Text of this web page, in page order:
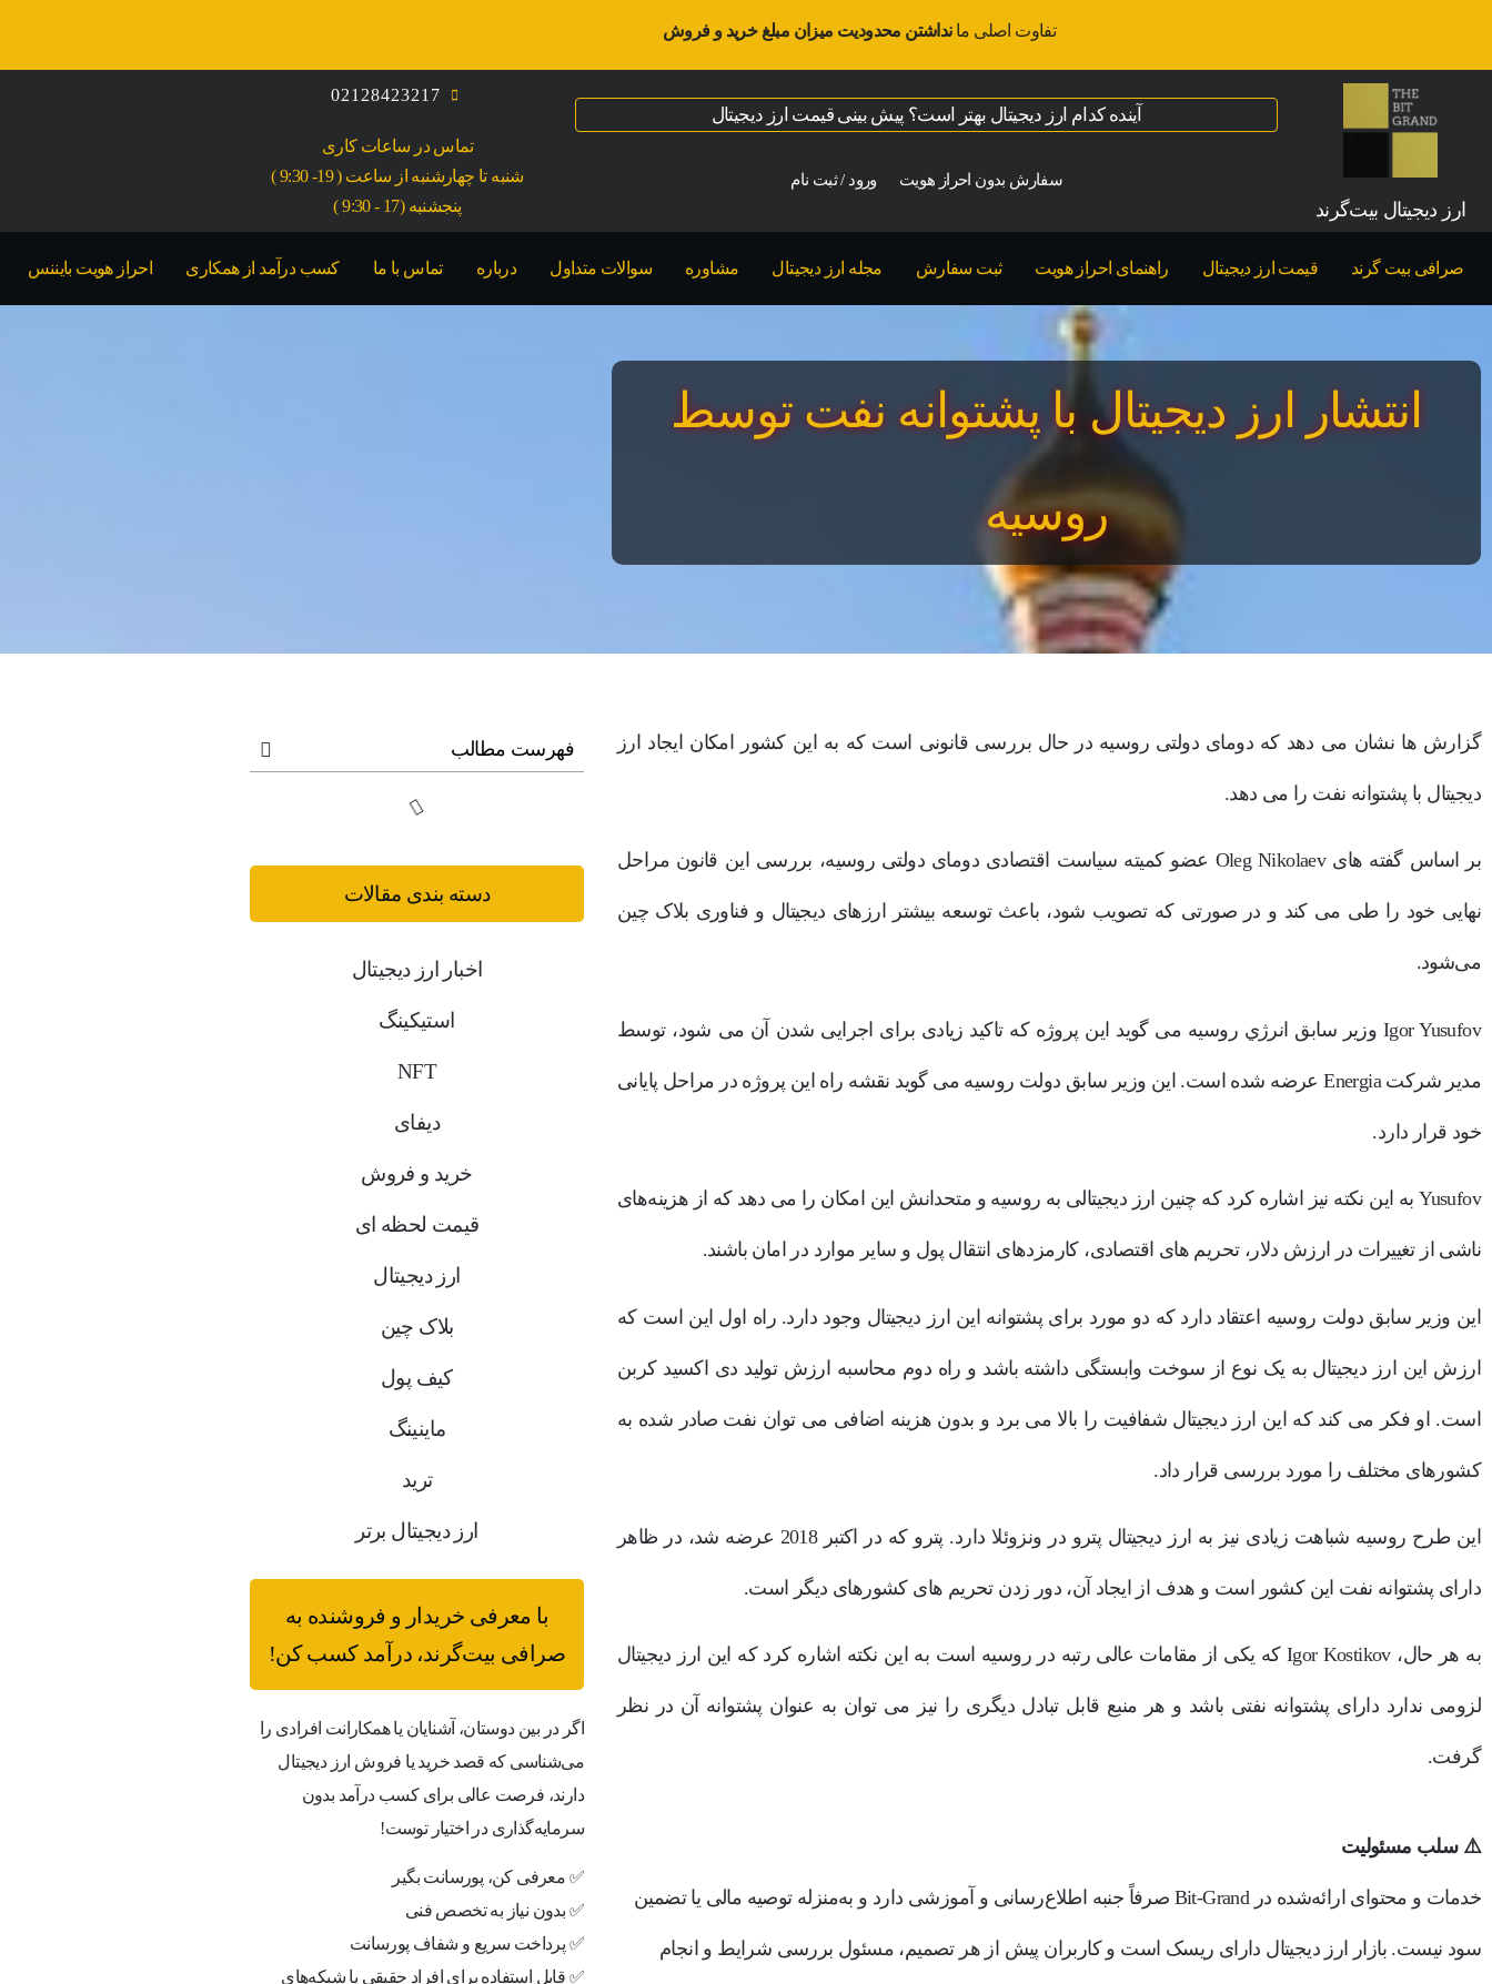
تفاوت اصلی مانداشتن محدودیت میزان مبلغ خرید و فروش
ارز‌ دیجیتال بیت‌گرند
آینده کدام ارز دیجیتال بهتر است؟ پیش بینی قیمت ارز دیجیتال
سفارش بدون احراز هویت ورود / ثبت نام
02128423217
تماس در ساعات کاری
شنبه تا چهارشنبه از ساعت ( 19- 9:30 )
پنجشنبه (17 - 9:30 )
صرافی بیت گرند قیمت ارز دیجیتال راهنمای احراز هویت ثبت سفارش مجله ارز دیجیتال مشاوره سوالات متداول درباره تماس با ما کسب درآمد از همکاری احراز هویت بایننس
انتشار ارز دیجیتال با پشتوانه نفت توسط
روسیه
گزارش ها نشان می دهد که دومای دولتی روسیه در حال بررسی قانونی است که به این کشور امکان ایجاد ارز
دیجیتال با پشتوانه نفت را می دهد.
بر اساس گفته های Oleg Nikolaev عضو کمیته سیاست اقتصادی دومای دولتی روسیه، بررسی این قانون مراحل
نهایی خود را طی می کند و در صورتی که تصویب شود، باعث توسعه بیشتر ارزهای دیجیتال و فناوری بلاک‌ چین
می‌شود.
Igor Yusufov وزیر سابق انرژي روسیه می گوید این پروژه که تاکید زیادی برای اجرایی شدن آن می شود، توسط
مدیر شرکت Energia عرضه شده است. این وزیر سابق دولت روسیه می گوید نقشه راه این پروژه در مراحل پایانی
خود قرار دارد.
Yusufov به این نکته نیز اشاره کرد که چنین ارز دیجیتالی به روسیه و متحدانش این امکان را می دهد که از هزینه‌های
ناشی از تغییرات در ارزش دلار، تحریم‌ های اقتصادی، کارمزدهای انتقال پول و سایر موارد در امان باشند.
این وزیر سابق دولت روسیه اعتقاد دارد که دو مورد برای پشتوانه این ارز دیجیتال وجود دارد. راه اول این است که
ارزش این ارز دیجیتال به یک نوع از سوخت وابستگی داشته باشد و راه دوم محاسبه ارزش تولید دی اکسید کربن
است. او فکر می کند که این ارز دیجیتال شفافیت را بالا می برد و بدون هزینه‌ اضافی می توان نفت صادر شده به
کشورهای مختلف را مورد بررسی قرار داد.
این طرح روسیه شباهت زیادی نیز به ارز دیجیتال پترو در ونزوئلا دارد. پترو که در اکتبر 2018 عرضه شد، در ظاهر
دارای پشتوانه نفت این کشور است و هدف از ایجاد آن، دور زدن تحریم های کشورهای دیگر است.
به هر حال، Igor Kostikov که یکی از مقامات عالی رتبه در روسیه است به این نکته اشاره کرد که این ارز دیجیتال
لزومی ندارد دارای پشتوانه نفتی باشد و هر منبع قابل تبادل دیگری را نیز می توان به عنوان پشتوانه آن در نظر
گرفت.
⚠️ سلب مسئولیت
خدمات و محتوای ارائه‌شده در Bit-Grand صرفاً جنبه اطلاع‌رسانی و آموزشی دارد و به‌منزله توصیه مالی یا تضمین
سود نیست. بازار ارز دیجیتال دارای ریسک است و کاربران پیش از هر تصمیم، مسئول بررسی شرایط و انجام
فهرست مطالب
دسته بندی مقالات
اخبار ارز دیجیتال
استیکینگ
NFT
دیفای
خرید و فروش
قیمت لحظه ای
ارز دیجیتال
بلاک‌ چین
کیف پول
ماینینگ
ترید
ارز دیجیتال برتر
با معرفی خریدار و فروشنده به
صرافی بیت‌گرند، درآمد کسب کن!
اگر در بین دوستان، آشنایان یا همکارانت افرادی را
می‌شناسی که قصد خرید یا فروش ارز دیجیتال
دارند، فرصت عالی برای کسب درآمد بدون
سرمایه‌گذاری در اختیار توست!
✅ معرفی کن، پورسانت بگیر
✅ بدون نیاز به تخصص فنی
✅ پرداخت سریع و شفاف پورسانت
✅ قابل استفاده برای افراد حقیقی یا شبکه‌های